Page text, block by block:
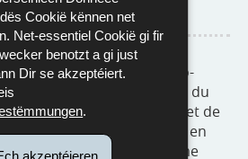
Cookië kënnen net
Net-essentiel Cookië gi fir
benotzt a gi just
Dir se akzeptéiert.
.
akzeptéieren
scolaire
Centres d’insertion socio-
est une des pistes phares du
nationale, de l’Enfance et de
à la détresse des jeunes en
de décrochage du système